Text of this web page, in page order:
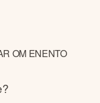
OM ENENTO